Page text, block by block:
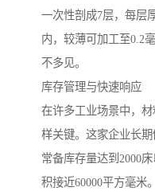
一次性剖成7层，每层
内，较薄可加工至0.2
不多见。
库存管理与快速响应
在许多工业场景中，
样关键。这家企业长期
常备库存量达到2000
积接近60000平方毫米